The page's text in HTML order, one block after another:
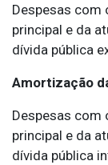
Despesas com
principal e da
dívida pública
Amortização
Despesas com
principal e da
dívida pública